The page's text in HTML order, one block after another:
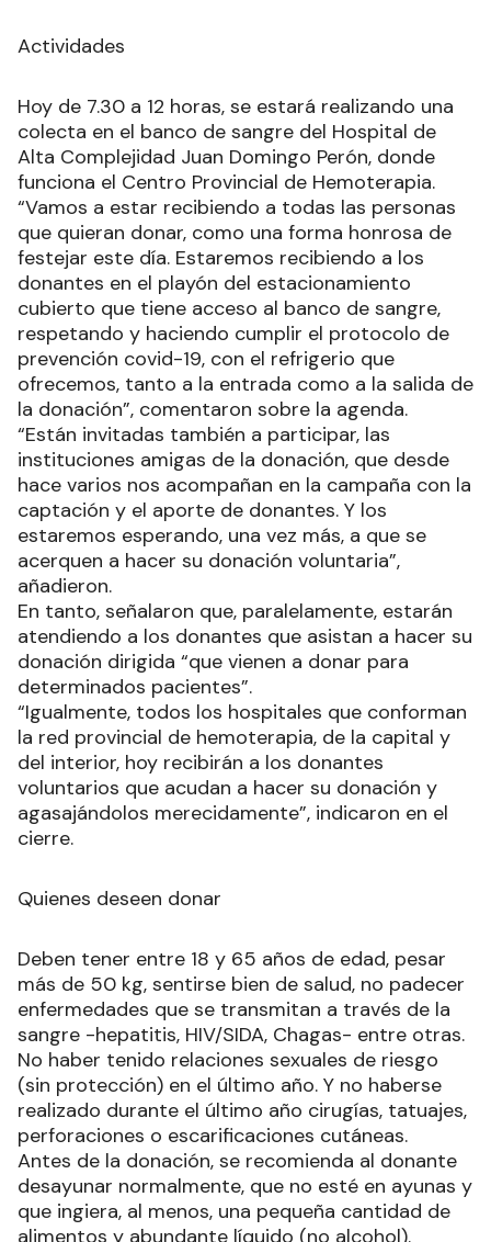
Actividades
Hoy de 7.30 a 12 horas, se estará realizando una
colecta en el banco de sangre del Hospital de
Alta Complejidad Juan Domingo Perón, donde
funciona el Centro Provincial de Hemoterapia.
“Vamos a estar recibiendo a todas las personas
que quieran donar, como una forma honrosa de
festejar este día. Estaremos recibiendo a los
donantes en el playón del estacionamiento
cubierto que tiene acceso al banco de sangre,
respetando y haciendo cumplir el protocolo de
prevención covid-19, con el refrigerio que
ofrecemos, tanto a la entrada como a la salida de
la donación”, comentaron sobre la agenda.
“Están invitadas también a participar, las
instituciones amigas de la donación, que desde
hace varios nos acompañan en la campaña con la
captación y el aporte de donantes. Y los
estaremos esperando, una vez más, a que se
acerquen a hacer su donación voluntaria”,
añadieron.
En tanto, señalaron que, paralelamente, estarán
atendiendo a los donantes que asistan a hacer su
donación dirigida “que vienen a donar para
determinados pacientes”.
“Igualmente, todos los hospitales que conforman
la red provincial de hemoterapia, de la capital y
del interior, hoy recibirán a los donantes
voluntarios que acudan a hacer su donación y
agasajándolos merecidamente”, indicaron en el
cierre.
Quienes deseen donar
Deben tener entre 18 y 65 años de edad, pesar
más de 50 kg, sentirse bien de salud, no padecer
enfermedades que se transmitan a través de la
sangre -hepatitis, HIV/SIDA, Chagas- entre otras.
No haber tenido relaciones sexuales de riesgo
(sin protección) en el último año. Y no haberse
realizado durante el último año cirugías, tatuajes,
perforaciones o escarificaciones cutáneas.
Antes de la donación, se recomienda al donante
desayunar normalmente, que no esté en ayunas y
que ingiera, al menos, una pequeña cantidad de
alimentos y abundante líquido (no alcohol).